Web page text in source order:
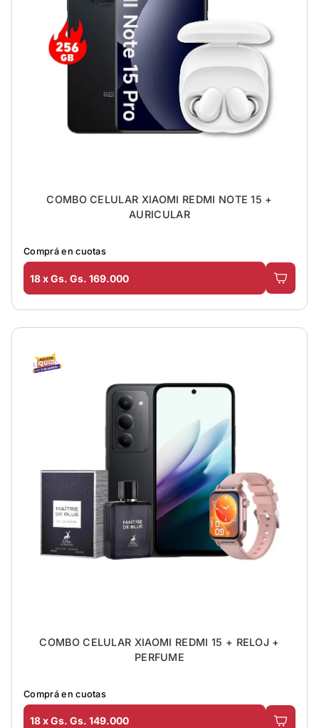
COMBO CELULAR XIAOMI REDMI NOTE 15 +
AURICULAR
Comprá en cuotas
18 x Gs. Gs. 169.000
COMBO CELULAR XIAOMI REDMI 15 + RELOJ +
PERFUME
Comprá en cuotas
18 x Gs. Gs. 149.000